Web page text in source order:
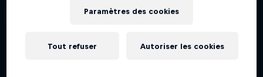
Paramètres des cookies
Tout refuser Autoriser les cookies